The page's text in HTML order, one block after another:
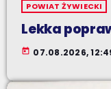
POWIAT ŻYWIECKI
Lekka
today 07.08.2026,